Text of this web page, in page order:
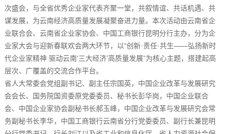
次盛会，与全省优秀企业家代表齐聚一堂，共叙情谊、共话机遇、共
谋发展，为云南经济高质量发展凝聚奋进力量。本次活动由云南省企
业联合会、云南省企业家协会、中国工商银行昆明分行主办，分为企
业家大会与迎新春联欢会两大环节，以“创新·责任·共生——弘扬新时
代企业家精神 驱动云南‘三大经济’高质量发展”为核心主题，搭建起高
层次、广覆盖的交流合作平台。
省人大常委会党组副书记、副主任宗国英，中国企业改革与发展研究
会会长、国务院国资委原党委委员、秘书长彭华岗，中国企业联合
会、中国企业家协会副秘书长郝玉峰，中国企业改革与发展研究会常
务副秘书长李华，中国工商银行云南省分行党委委员、副行长兼昆明